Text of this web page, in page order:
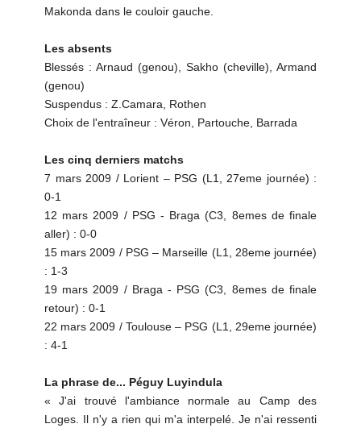
Makonda dans le couloir gauche.
Les absents
Blessés : Arnaud (genou), Sakho (cheville), Armand
(genou)
Suspendus : Z.Camara, Rothen
Choix de l'entraîneur : Véron, Partouche, Barrada
Les cinq derniers matchs
7 mars 2009 / Lorient – PSG (L1, 27eme journée) :
0-1
12 mars 2009 / PSG - Braga (C3, 8emes de finale
aller) : 0-0
15 mars 2009 / PSG – Marseille (L1, 28eme journée)
: 1-3
19 mars 2009 / Braga - PSG (C3, 8emes de finale
retour) : 0-1
22 mars 2009 / Toulouse – PSG (L1, 29eme journée)
: 4-1
La phrase de... Péguy Luyindula
« J'ai trouvé l'ambiance normale au Camp des
Loges. Il n'y a rien qui m'a interpelé. Je n'ai ressenti